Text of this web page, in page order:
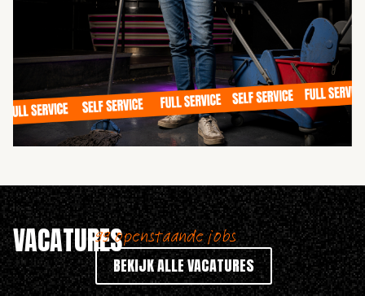
VACATURES99 openstaande jobs
BEKIJK ALLE VACATURES